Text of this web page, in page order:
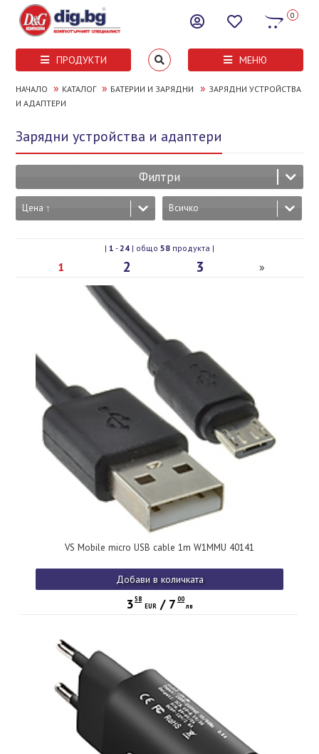
0
ПРОДУКТИ МЕНЮ
НАЧАЛО » КАТАЛОГ » БАТЕРИИ И ЗАРЯДНИ » ЗАРЯДНИ УСТРОЙСТВА
И АДАПТЕРИ
Зарядни устройства и адаптери
Филтри
Цена ↑ Всичко
| 1 -24 | общо 58 продукта |
1 2 3 »
VS Mobile micro USB cable 1m W1MMU 40141
Добави в количката
358
EUR / 7 00
лв